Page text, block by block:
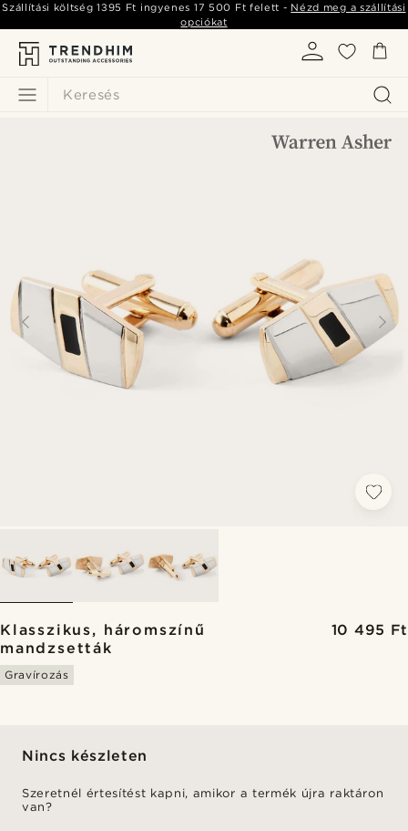
Keresés
Szállítási költség1395 Ft ingyenes 17 500 Ft felett - Nézd meg a szállítási
opciókat
Klasszikus, háromszínű
mandzsetták
10 495 Ft
Gravírozás
Nincs készleten
Szeretnél értesítést kapni, amikor a termék újra raktáron
van?